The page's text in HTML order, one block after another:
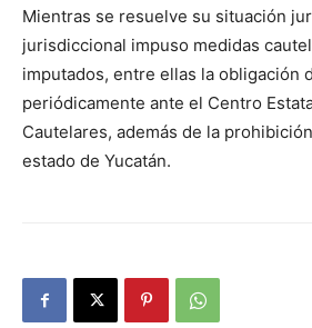
Mientras se resuelve su situación
jurisdiccional impuso medidas
imputados, entre ellas la obligación
periódicamente ante el Centro
Cautelares, además de la
estado de Yucatán.